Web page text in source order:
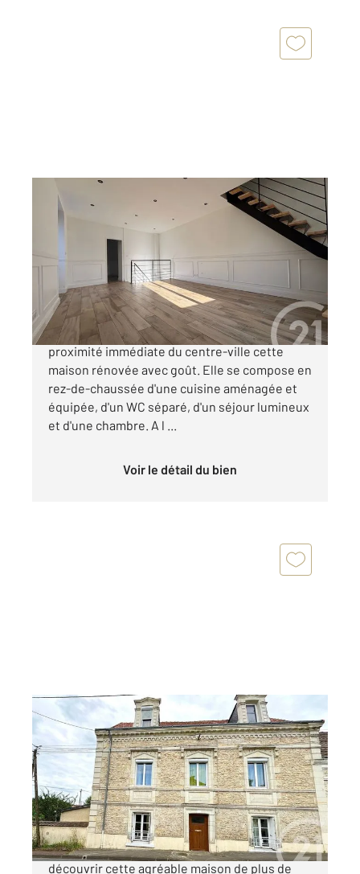
CHATELLERAULT 86
98,92 m
, 5 pièces
Ref : 11665
Maison à vendre
205 500 €
CENTURY 21 CHATELLERAULT vous propose à
proximité immédiate du centre-ville cette
maison rénovée avec goût. Elle se compose en
rez-de-chaussée d'une cuisine aménagée et
équipée, d'un WC séparé, d'un séjour lumineux
et d'une chambre. A l ...
Voir le détail du bien
CHATELLERAULT 86
200,61 m2, 8 pièces
Ref : 11434
Maison à vendre
129 240 €
CENTURY 21 CHATELLERAULT Venez
découvrir cette agréable maison de plus de